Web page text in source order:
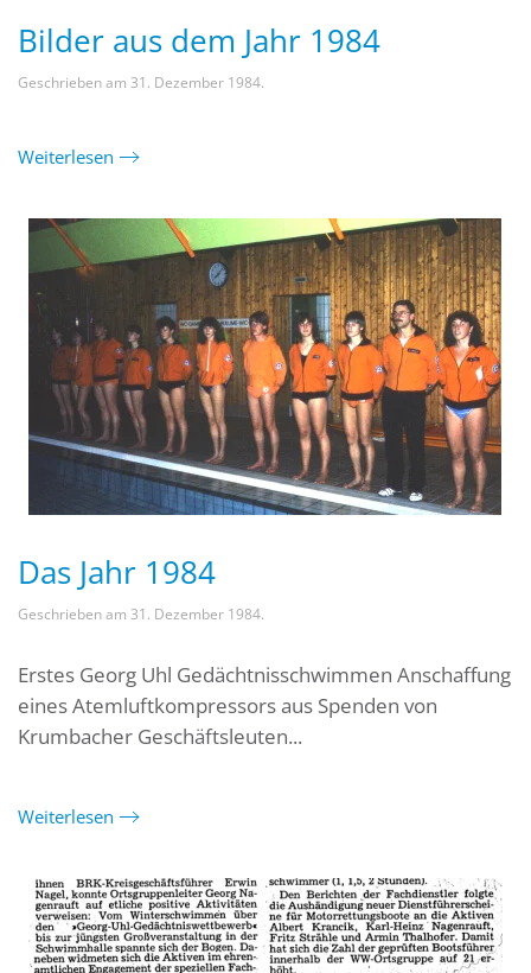
Bilder aus dem Jahr 1984
Geschrieben am 31. Dezember 1984.
Weiterlesen
Das Jahr 1984
Geschrieben am 31. Dezember 1984.
Erstes Georg Uhl Gedächtnisschwimmen Anschaffung
eines Atemluftkompressors aus Spenden von
Krumbacher Geschäftsleuten...
Weiterlesen